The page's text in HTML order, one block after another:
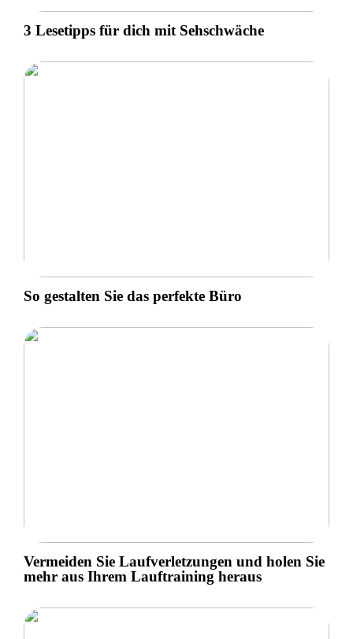
3 Lesetipps für dich mit Sehschwäche
So gestalten Sie das perfekte Büro
Vermeiden Sie Laufverletzungen und holen Sie
mehr aus Ihrem Lauftraining heraus